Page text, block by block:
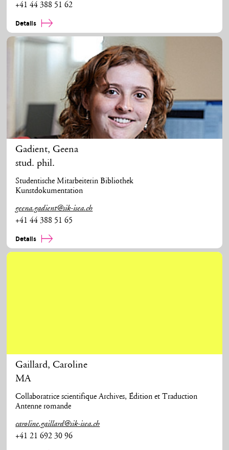
+41 44 388 51 62
Details
Gadient, Geena
stud. phil.
Studentische Mitarbeiterin Bibliothek
Kunstdokumentation
geena.gadient@sik-isea.ch
+41 44 388 51 65
Details
Gaillard,Caroline
MA
Collaboratrice scientifique Archives, Édition et Traduction
Antenne romande
caroline.gaillard@sik-isea.ch
+41 21 692 30 96